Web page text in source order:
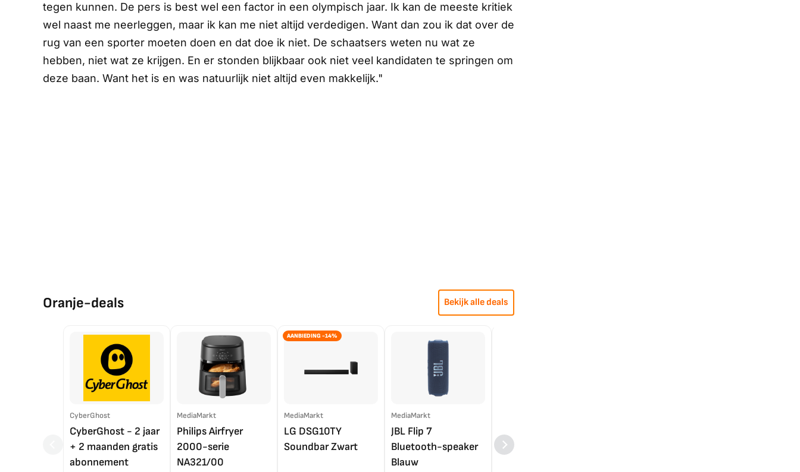
tegen kunnen. De pers is best wel een factor in een olympisch jaar. Ik kan de meeste kritiek
wel naast me neerleggen, maar ik kan me niet altijd verdedigen. Want dan zou ik dat over de
rug van een sporter moeten doen en dat doe ik niet. De schaatsers weten nu wat ze
hebben, niet wat ze krijgen. En er stonden blijkbaar ook niet veel kandidaten te springen om
deze baan. Want het is en was natuurlijk niet altijd even makkelijk."
Oranje-deals Bekijk alle deals
CyberGhost
CyberGhost - 2 jaar
+ 2 maanden gratis
abonnement
MediaMarkt
Philips Airfryer
2000-serie
NA321/00
AANBIEDING -14%
MediaMarkt
LG DSG10TY
Soundbar Zwart
MediaMarkt
JBL Flip 7
Bluetooth-speaker
Blauw
4K TV (2025)